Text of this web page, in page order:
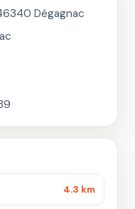
Dégagnac
4.3 km